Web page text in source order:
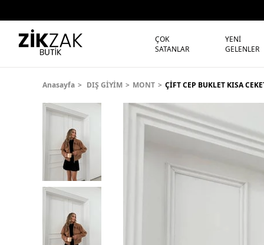
ÇOK
SATANLAR
YENİ
GELENLER
Anasayfa DIŞ GİYİM MONT ÇİFT CEP BUKLET KISA